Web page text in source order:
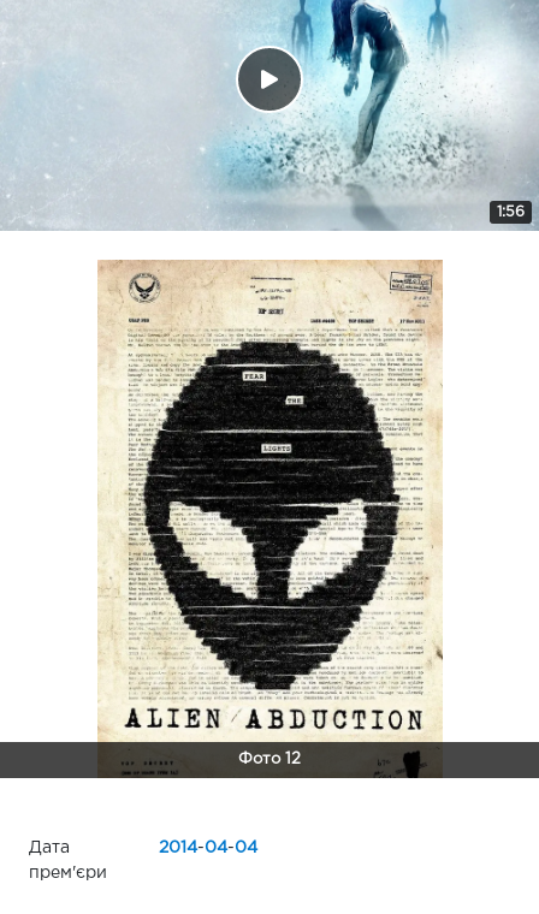
1:56
Фото 12
Дата
прем'єри
2014-04-04